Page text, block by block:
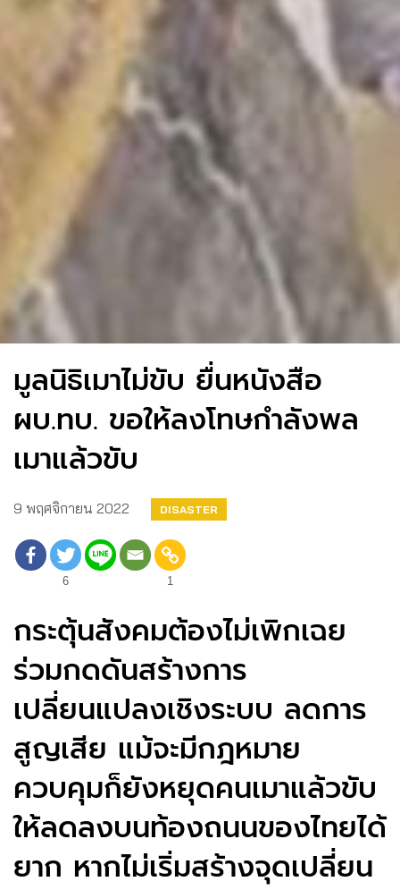
มูลนิธิเมาไม่ขับ ยื่นหนังสือ
ผบ.ทบ. ขอให้ลงโทษกำลังพล
เมาแล้วขับ
9 พฤศจิกายน 2022 DISASTER
6 1
กระตุ้นสังคมต้องไม่เพิกเฉย
ร่วมกดดันสร้างการ
เปลี่ยนแปลงเชิงระบบ ลดการ
สูญเสีย แม้จะมีกฎหมาย
ควบคุมก็ยังหยุดคนเมาแล้วขับ
ให้ลดลงบนท้องถนนของไทยได้
ยาก หากไม่เริ่มสร้างจุดเปลี่ยน